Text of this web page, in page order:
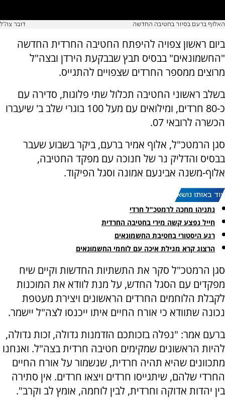
האלוף ברעם בסיור בחטיבה החדשה דובר צה"ל
ביום ראשון צפויה להיפתח החטיבה החרדית החדשה
"החשמונאים" בבסיס תבץ שבבקעת הירדן ובצה"ל
מרוצים ממספר החרדים שצפויים להתגייס.
בשלב ראשוני החטיבה תכלול שתי פלוגות, סדירה עם
כ-80 חרדים, ומילואים עם מעל 100 בוגרי שלב ב' שיעברו
הכשרה לרובאי 07.
סגן הרמטכ"ל, אלוף אמיר ברעם, ביקר בשבוע שעבר
בבסיס והדליק נר של חנוכה עם מפקד החטיבה,
אלוף-משנה אבינעם אמונה וסגל הפיקוד.
עוד באותו נושא:
נתניהו מחכה לרמטכ"ל חרדי
חייל נפצע קשה מירי בחטיבה החרדית
רגע היסטורי בחטיבת החשמונאים
הרצוג קרא מגילת איכה עם לוחמי החשמונאים
סגן הרמטכ"ל סקר את התשתיות החדשות וקיים שיח
מפקדים עם הסגל החדש, על מנת לוודא את המוכנות
לקבלת הלוחמים החרדים הראשונים ויצירת מעטפת
נכונה שתוודא כי אורח החיים איתו ייכנסו לצה"ל יישמר.
ברעם אמר: "נפלה בזכותכם הזדמנות גדולה, זכות גדולה,
להיות הראשונים שמקימים חטיבה חרדית בצה"ל. ואנחנו
מתכוונים שהיא תהיה חרדית, שנשמור על אורח החיים
החרדי שלהם, שיתגייסו חרדים ויצאו חרדים. אין סתירה
בין יהדות אדוקה וחרדית, לבין לוחמה, אומץ לב וקרב".